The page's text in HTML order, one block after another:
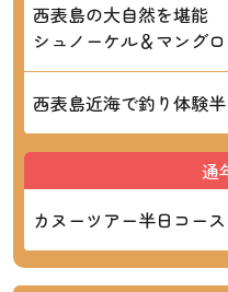
西表島の大自然を堪能
シュノーケル＆マング
西表島近海で釣り体験半
通
カヌーツアー半日コー